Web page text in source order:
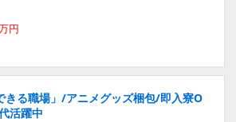
円
きる職場」/アニメグッズ梱包/即入寮O
活躍中